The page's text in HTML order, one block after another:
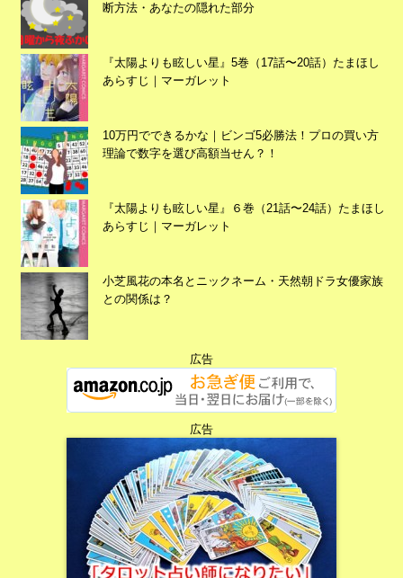
広告
断方法・あなたの隠れた部分
『太陽よりも眩しい星』5巻（17話〜20話）たまほし
あらすじ｜マーガレット
10万円でできるかな｜ビンゴ5必勝法！プロの買い方
理論で数字を選び高額当せん？！
『太陽よりも眩しい星』６巻（21話〜24話）たまほし
あらすじ｜マーガレット
小芝風花の本名とニックネーム・天然朝ドラ女優家族
との関係は？
広告
広告